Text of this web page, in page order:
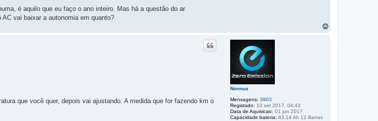
é aquilo que eu faço o ano inteiro. Mas há a questão do ar
vai baixar a autonomia em quanto?
Nonnus
Mensagens: 3903
Registado: 10 set 2017, 04:43
Data de Aquisicao: 01 jun 2017
Capacidade bateria: 83,14 Ah 12 Barras
que você quer, depois vai ajustando. A medida que for fazendo km o